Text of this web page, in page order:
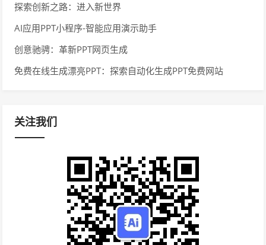
探索创新之路：进入新世界
AI应用PPT小程序-智能应用演示助手
创意驰骋：革新PPT网页生成
免费在线生成漂亮PPT：探索自动化生成PPT免费网站
关注我们